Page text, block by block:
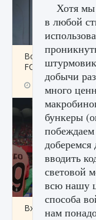
Все новые
FC 25
9 августа 2024
Входят ли
Хотя мы
в любой
добычи
много
бункеры
доберемся
вводить
световой
всю нашу
способа
нам